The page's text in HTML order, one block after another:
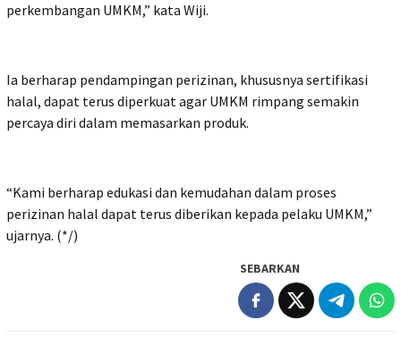
perkembangan UMKM,” kata Wiji.
Ia berharap pendampingan perizinan, khususnya sertifikasi
halal, dapat terus diperkuat agar UMKM rimpang semakin
percaya diri dalam memasarkan produk.
“Kami berharap edukasi dan kemudahan dalam proses
perizinan halal dapat terus diberikan kepada pelaku UMKM,”
ujarnya. (*/)
SEBARKAN